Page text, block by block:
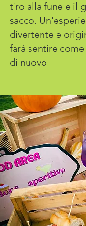
tiro alla fune e il
sacco.
divertente e
farà sentire
di nuovo